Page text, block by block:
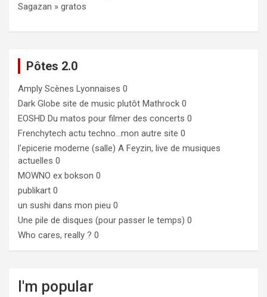
Sagazan » gratos
Pôtes 2.0
Amply Scènes Lyonnaises 0
Dark Globe site de music plutôt Mathrock 0
EOSHD Du matos pour filmer des concerts 0
Frenchytech actu techno…mon autre site 0
l'epicerie moderne (salle) A Feyzin, live de musiques
actuelles 0
MOWNO ex bokson 0
publikart 0
un sushi dans mon pieu 0
Une pile de disques (pour passer le temps) 0
Who cares, really ? 0
I'm popular